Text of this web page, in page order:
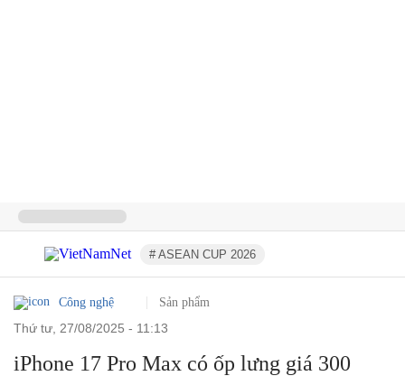
# ASEAN CUP 2026
Công nghệ Sản phẩm
thứ tư, 27/08/2025 - 11:13
iPhone 17 Pro Max có ốp lưng giá 300